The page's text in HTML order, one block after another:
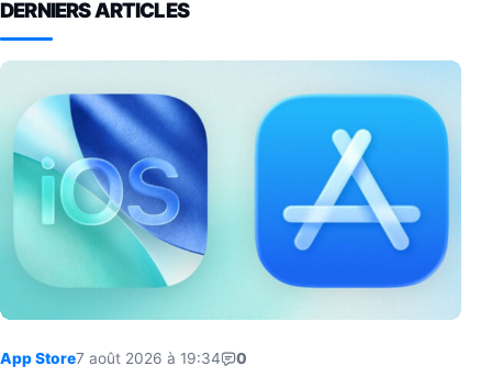
DERNIERS ARTICLES
App Store7 août 2026 à 19:34 0